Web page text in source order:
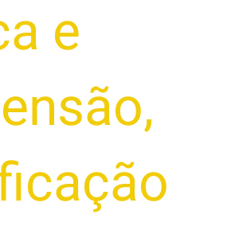
e
,